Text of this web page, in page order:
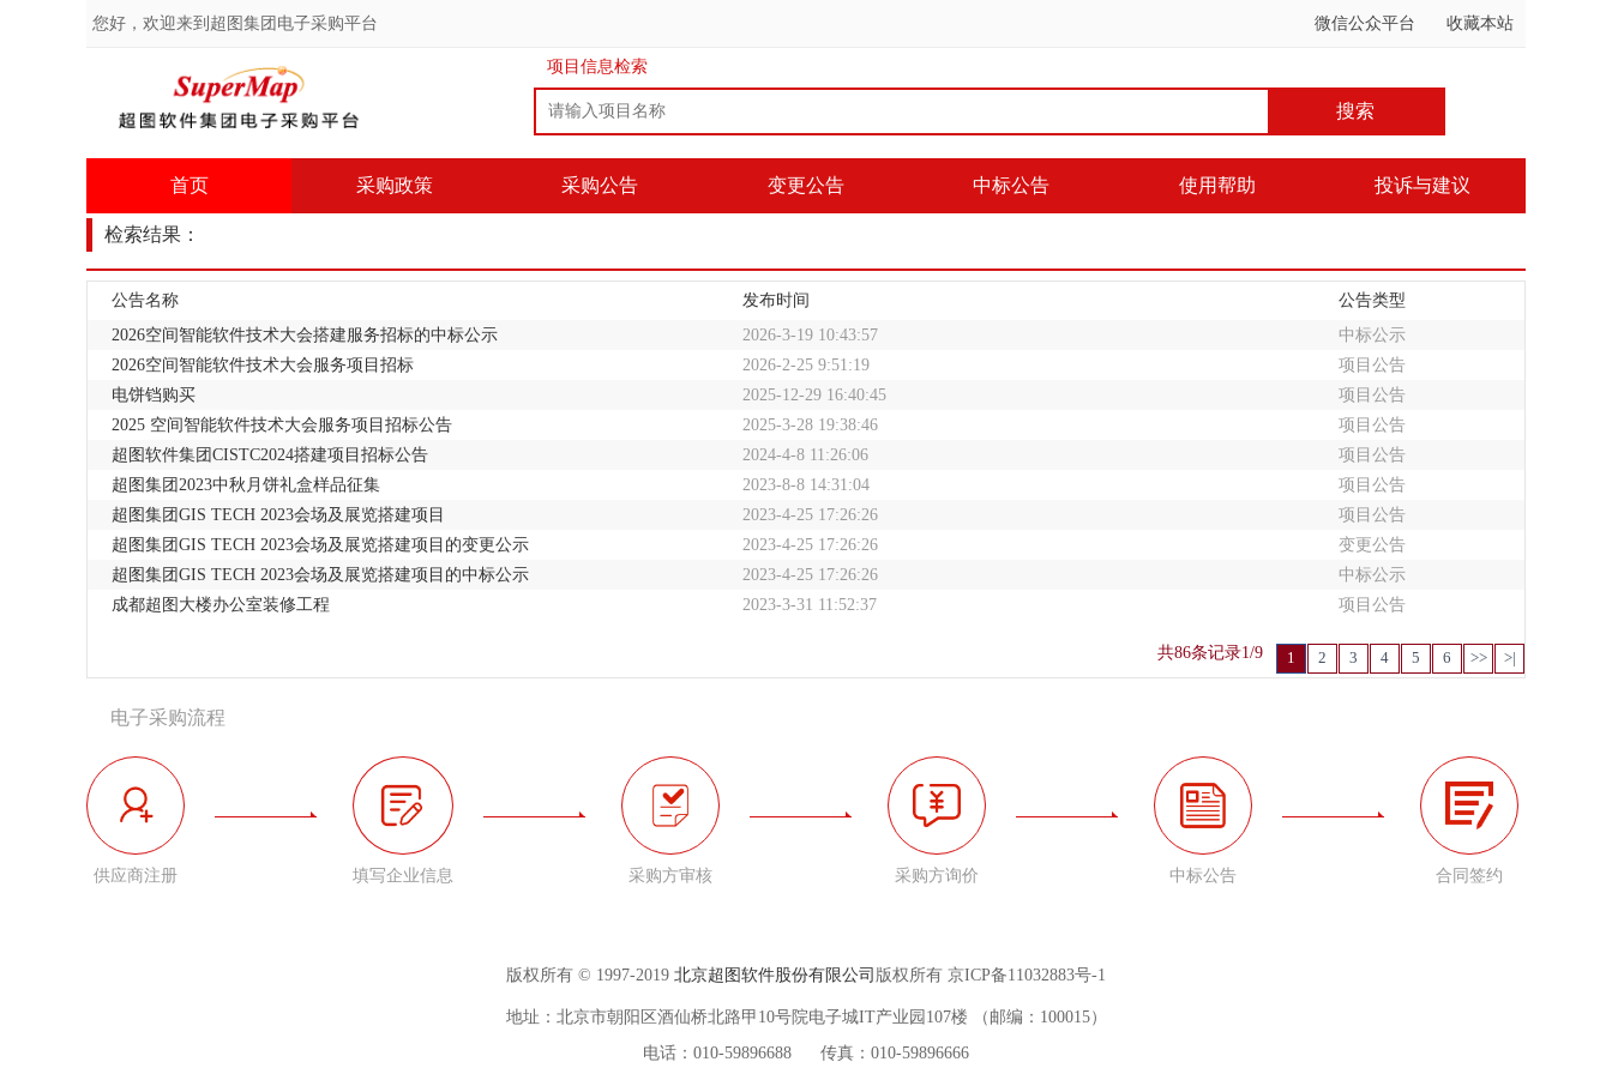
微信公众平台 收藏本站
您好，欢迎来到超图集团电子采购平台
项目信息检索
搜索
首页 采购政策 采购公告 变更公告 中标公告 使用帮助 投诉与建议
检索结果：
公告名称 发布时间
公告类型
2026空间智能软件技术大会搭建服务招标的中标公示
2026-3-19 10:43:57
中标公示
2026空间智能软件技术大会服务项目招标
2026-2-25 9:51:19
项目公告
电饼铛购买
2025-12-29 16:40:45
项目公告
2025 空间智能软件技术大会服务项目招标公告
2025-3-28 19:38:46
项目公告
超图软件集团CISTC2024搭建项目招标公告
2024-4-8 11:26:06
项目公告
超图集团2023中秋月饼礼盒样品征集
2023-8-8 14:31:04
项目公告
超图集团GIS TECH 2023会场及展览搭建项目
2023-4-25 17:26:26
项目公告
超图集团GIS TECH 2023会场及展览搭建项目的变更公示
2023-4-25 17:26:26
变更公告
超图集团GIS TECH 2023会场及展览搭建项目的中标公示
2023-4-25 17:26:26
中标公示
成都超图大楼办公室装修工程
2023-3-31 11:52:37 项目公告
共86条记录1/9 1 2 3 4 5 6 >> >|
电子采购流程
供应商注册 填写企业信息 采购方审核 采购方询价 中标公告 合同签约
版权所有 © 1997-2019 北京超图软件股份有限公司 版权所有 京ICP备11032883号-1
地址：北京市朝阳区酒仙桥北路甲10号院电子城IT产业园107楼 （邮编：100015）
电话：010-59896688 传真：010-59896666